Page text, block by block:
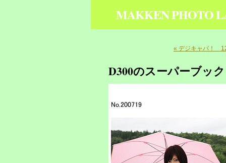
MAKKEN PHOTO
« デジキャパ！
D300のスーパーブック